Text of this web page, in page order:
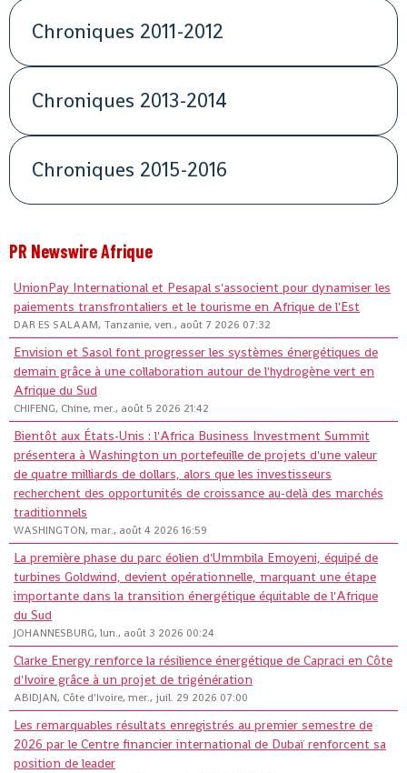
Chroniques 2011-2012
Chroniques 2013-2014
Chroniques 2015-2016
PR Newswire Afrique
UnionPay International et Pesapal s'associent pour dynamiser les
paiements transfrontaliers et le tourisme en Afrique de l'Est
DAR ES SALAAM, Tanzanie, ven., août 7 2026 07:32
Envision et Sasol font progresser les systèmes énergétiques de
demain grâce à une collaboration autour de l'hydrogène vert en
Afrique du Sud
CHIFENG, Chine, mer., août 5 2026 21:42
Bientôt aux États-Unis : l'Africa Business Investment Summit
présentera à Washington un portefeuille de projets d'une valeur
de quatre milliards de dollars, alors que les investisseurs
recherchent des opportunités de croissance au-delà des marchés
traditionnels
WASHINGTON, mar., août 4 2026 16:59
La première phase du parc éolien d'Ummbila Emoyeni, équipé de
turbines Goldwind, devient opérationnelle, marquant une étape
importante dans la transition énergétique équitable de l'Afrique
du Sud
JOHANNESBURG, lun., août 3 2026 00:24
Clarke Energy renforce la résilience énergétique de Capraci en Côte
d'Ivoire grâce à un projet de trigénération
ABIDJAN, Côte d'Ivoire, mer., juil. 29 2026 07:00
Les remarquables résultats enregistrés au premier semestre de
2026 par le Centre financier international de Dubaï renforcent sa
position de leader